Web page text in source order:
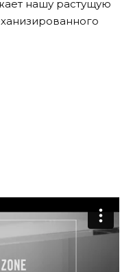
нашу растущую